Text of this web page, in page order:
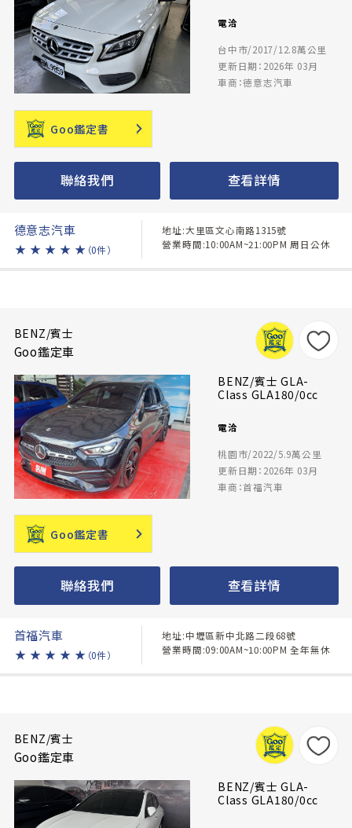
電洽
台中市/2017/12.8萬公里
更新日期：2026年 03月
車商：德意志汽車
Goo鑑定書
聯絡我們 查看詳情
德意志汽車
★ ★ ★ ★ ★ （0件）
地址:大里區文心南路1315號
營業時間:10:00AM~21:00PM 周日公休
BENZ/賓士
Goo鑑定車
BENZ/賓士 GLA-
Class GLA180/0cc
電洽
桃園市/2022/5.9萬公里
更新日期：2026年 03月
車商：首福汽車
Goo鑑定書
聯絡我們 查看詳情
首福汽車
★ ★ ★ ★ ★ （0件）
地址:中壢區新中北路二段68號
營業時間:09:00AM~10:00PM 全年無休
BENZ/賓士
Goo鑑定車
BENZ/賓士 GLA-
Class GLA180/0cc